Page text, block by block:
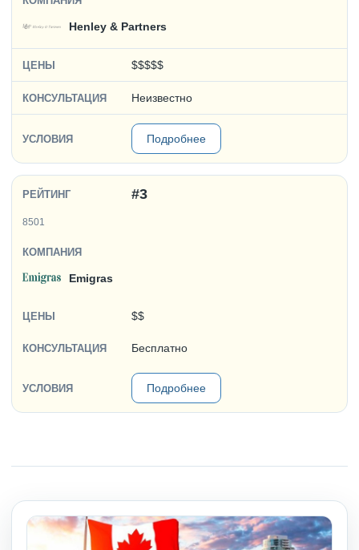
Henley & Partners
$$$$$
Неизвестно
Подробнее
#3
8501
Emigras
$$
Бесплатно
Подробнее